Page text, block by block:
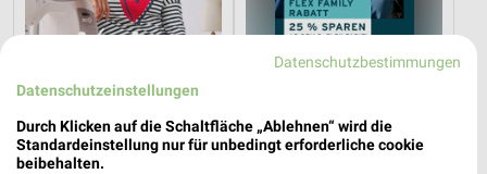
0,2 km
Voilà, c’est moi
0,2 km
Datenschutzbestimmungen
Datenschutzeinstellungen
Durch Klicken auf die Schaltfläche „Ablehnen“ wird die
Standardeinstellung nur für unbedingt erforderliche cookie
beibehalten.